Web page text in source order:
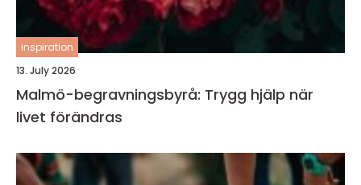
inspiration
13. July 2026
Malmö-begravningsbyrå: Trygg hjälp när
livet förändras